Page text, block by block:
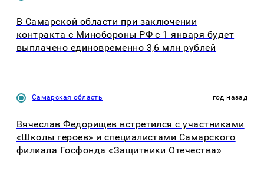
В Самарской области при заключении
контракта с Минобороны РФ с 1 января будет
выплачено единовременно 3,6 млн рублей
Самарская область год назад
Вячеслав Федорищев встретился с участниками
«Школы героев» и специалистами Самарского
филиала Госфонда «Защитники Отечества»